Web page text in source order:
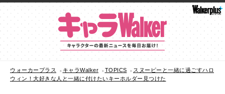
ウォーカープラス キャラWalker TOPICS
スヌーピーと一緒に過ごすハロ
ウィン！大好きな人と一緒に付けたいキーホルダー見つけた